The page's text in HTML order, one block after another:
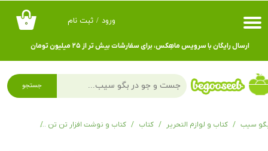
۰ ورود / ثبت نام
حساب کاربری من
تغییر گذر واژه
سفارشات
ارسال رایگان با سرویس ماهِکس، برای سفارشات بیش تر از ۲۵ میلیون تومان
جستجو
سیب کتاب و لوازم التحریر کتاب کتاب و نوشت افزار تن تن